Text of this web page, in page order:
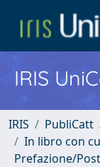
IRIS
IRIS PubliCatt
In libro con
Prefazione/